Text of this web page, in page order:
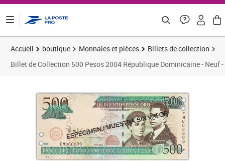
Accueil boutique Monnaies et pièces
Billets de collection
Billet de Collection 500 Pesos 2004 République Dominicaine - Neuf -